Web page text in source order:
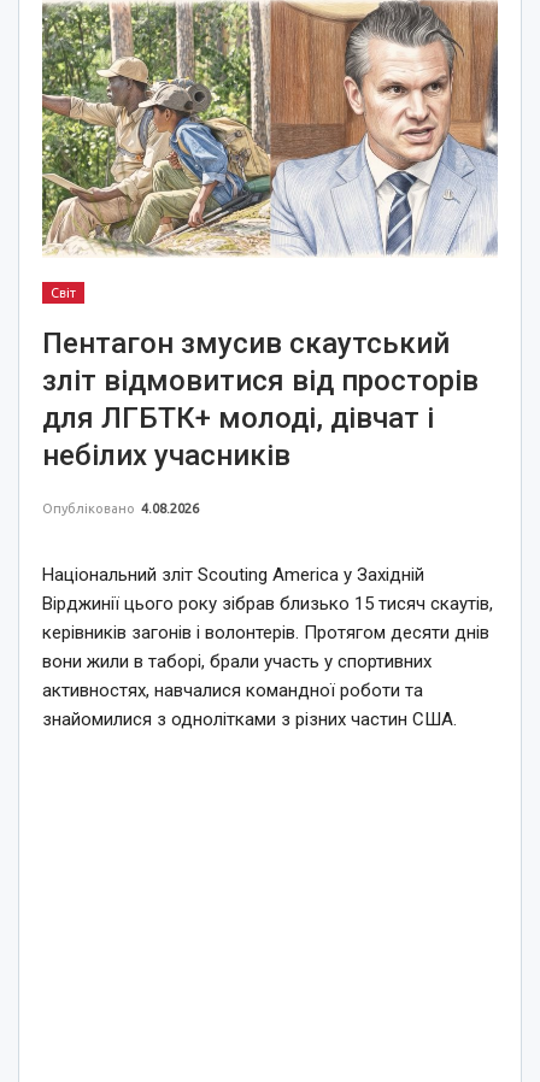
Світ
Пентагон змусив скаутський
зліт відмовитися від просторів
для ЛГБТК+ молоді, дівчат і
небілих учасників
Опубліковано 4.08.2026
Національний зліт Scouting America у Західній
Вірджинії цього року зібрав близько 15 тисяч скаутів,
керівників загонів і волонтерів. Протягом десяти днів
вони жили в таборі, брали участь у спортивних
активностях, навчалися командної роботи та
знайомилися з однолітками з різних частин США.